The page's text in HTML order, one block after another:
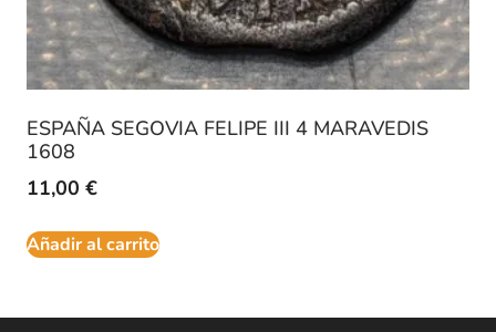
ESPAÑA SEGOVIA FELIPE III 4 MARAVEDIS
1608
11,00 €
Añadir al carrito